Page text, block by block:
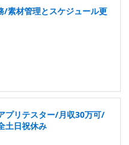
素材管理とスケジュール更
プリテスター/月収30万可/
土日祝休み